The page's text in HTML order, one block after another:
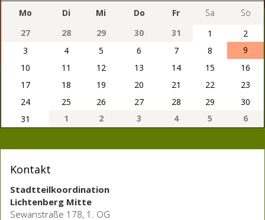
Mo Di Mi Do Fr Sa
So
27
28 29 30 31 1
2
3
4 5 6 7 8
9
10
11 12 13 14 15
16
17
18 19 20 21 22
23
24
25 26 27 28 29
30
31
1 2 3 4 5 6
Kontakt
Stadtteilkoordination
Lichtenberg Mitte
Sewanstraße 178, 1. OG